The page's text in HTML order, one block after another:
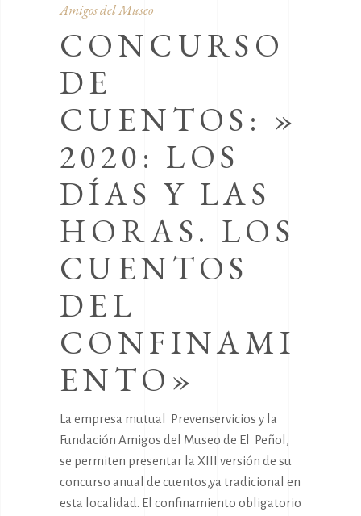
Amigos del Museo
CONCURSO
DE
CUENTOS: »
2020: LOS
DÍAS Y LAS
HORAS. LOS
CUENTOS
DEL
CONFINAMI
ENTO»
La empresa mutual Prevenservicios y la
Fundación Amigos del Museo de El Peñol,
se permiten presentar la XIII versión de su
concurso anual de cuentos,ya tradicional en
esta localidad. El confinamiento obligatorio